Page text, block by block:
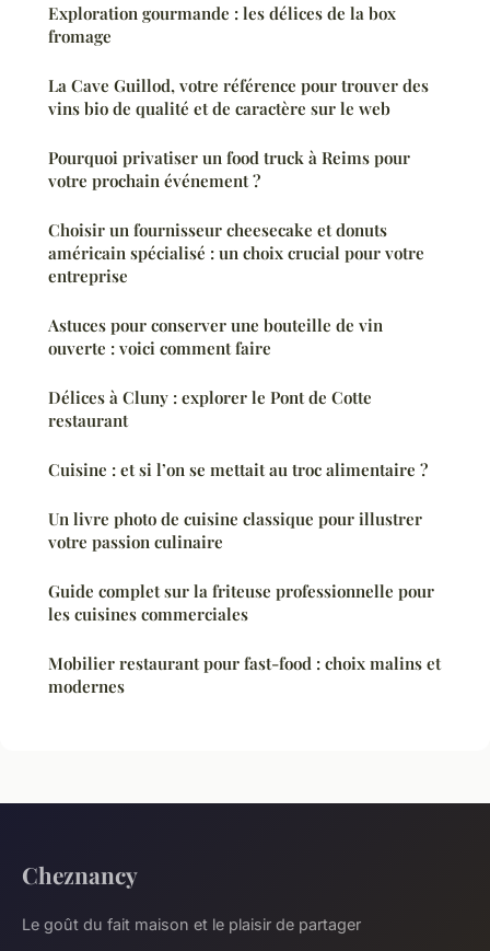
Exploration gourmande : les délices de la box
fromage
La Cave Guillod, votre référence pour trouver des
vins bio de qualité et de caractère sur le web
Pourquoi privatiser un food truck à Reims pour
votre prochain événement ?
Choisir un fournisseur cheesecake et donuts
américain spécialisé : un choix crucial pour votre
entreprise
Astuces pour conserver une bouteille de vin
ouverte : voici comment faire
Délices à Cluny : explorer le Pont de Cotte
restaurant
Cuisine : et si l’on se mettait au troc alimentaire ?
Un livre photo de cuisine classique pour illustrer
votre passion culinaire
Guide complet sur la friteuse professionnelle pour
les cuisines commerciales
Mobilier restaurant pour fast-food : choix malins et
modernes
Cheznancy
Le goût du fait maison et le plaisir de partager